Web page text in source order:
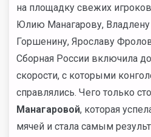
на площадку свежих
Юлию Манагарову,
Горшенину, Ярославу
Сборная России включила
скорости, с которыми
справлялись. Чего только
Манагаровой, которая
мячей и стала самым